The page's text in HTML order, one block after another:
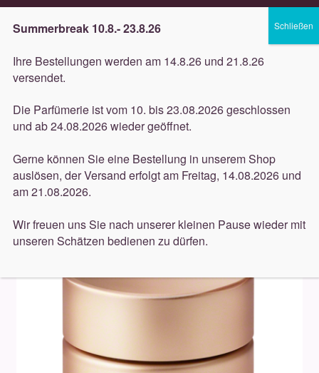
Lieferung innerhalb 3 Werktagen
Navigation
springen
Inhalt
springen
Düfte
öffnen
öffnen
Dekorative
Accessoires
öffnen
Neuigkeiten
Start Pflege Valmont
Gesichtspflege (Valmont)
Summerbreak 10.8.- 23.8.26
Ihre Bestellungen werden am 14.8.26 und 21.8.26
versendet.
Die Parfümerie ist vom 10. bis 23.08.2026 geschlossen
und ab 24.08.2026 wieder geöffnet.
Gerne können Sie eine Bestellung in unserem Shop
auslösen, der Versand erfolgt am Freitag, 14.08.2026 und
am 21.08.2026.
Wir freuen uns Sie nach unserer kleinen Pause wieder mit
unseren Schätzen bedienen zu dürfen.